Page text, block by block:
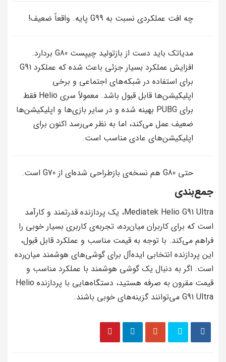
چه افت عملکردی نسبت به G99 پایه. واقعاً ضعیف!
مدیاتک باید دست از بازتولید چیپست G80 بردارد.
افزایش عملکرد بسیار جزئی باعث شده که عملکرد G91
برای استفاده در شبکه‌های اجتماعی و برخی
اپلیکیشن‌ها قابل قبول باشد. معمولاً سری Helio فقط
برای PUBG بهینه شده و در سایر بازی‌ها و اپلیکیشن‌ها
ضعیف عمل می‌کند، اما به نظر می‌رسد اکنون برای
اپلیکیشن‌های عادی مناسب است.
حتی G80 هم نسخه‌ی بازطراحی شده‌ای از G70 است.
جمع‌بندی
Mediatek Helio G91 Ultra، یک پردازنده قدرتمند و کارآمد
است که برای کاربران میان‌رده، تجربه‌ی کاربری بسیار خوبی را
فراهم می‌کند. با توجه به قیمت مناسب و عملکرد قابل قبول،
این پردازنده انتخابی ایده‌آل برای گوشی‌های هوشمند میان‌رده
است. اگر به دنبال یک گوشی هوشمند با عملکرد مناسب و
قیمت مقرون به صرفه هستید، دستگاه‌هایی با پردازنده Helio
G91 Ultra می‌توانند گزینه‌های خوبی باشند.